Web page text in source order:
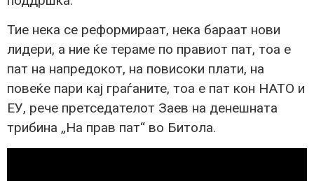
Тие нека се реформираат, нека бараат нови
лидери, а ние ќе тераме по правиот пат, тоа е
пат на напредокот, на повисоки плати, на
повеќе пари кај граѓаните, тоа е пат кон НАТО и
ЕУ, рече претседателот Заев на денешната
трибина „На прав пат“ во Битола.